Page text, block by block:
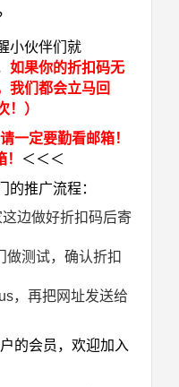
小伙伴们就
如果你的折扣码无
我们都会立马回
！）
一定要勤看邮箱！
＜＜＜
的推广流程：
边做好折扣码后寄
做测试，确认折扣
，再把网址发送给
的会员，欢迎加入